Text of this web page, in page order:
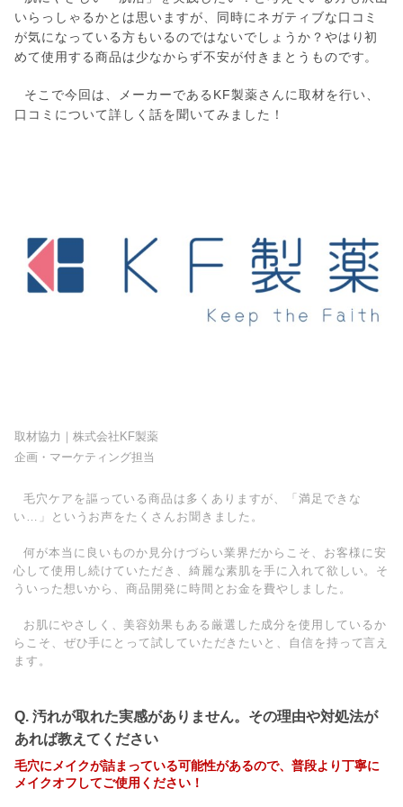
いらっしゃるかとは思いますが、同時にネガティブな口コミ
が気になっている方もいるのではないでしょうか？やはり初
めて使用する商品は少なからず不安が付きまとうものです。
そこで今回は、メーカーであるKF製薬さんに取材を行い、
口コミについて詳しく話を聞いてみました！
取材協力｜株式会社KF製薬
企画・マーケティング担当
毛穴ケアを謳っている商品は多くありますが、「満足できな
い…」というお声をたくさんお聞きました。
何が本当に良いものか見分けづらい業界だからこそ、お客様に安
心して使用し続けていただき、綺麗な素肌を手に入れて欲しい。そ
ういった想いから、商品開発に時間とお金を費やしました。
お肌にやさしく、美容効果もある厳選した成分を使用しているか
らこそ、ぜひ手にとって試していただきたいと、自信を持って言え
ます。
Q. 汚れが取れた実感がありません。その理由や対処法が
あれば教えてください
毛穴にメイクが詰まっている可能性があるので、普段より丁寧に
メイクオフしてご使用ください！